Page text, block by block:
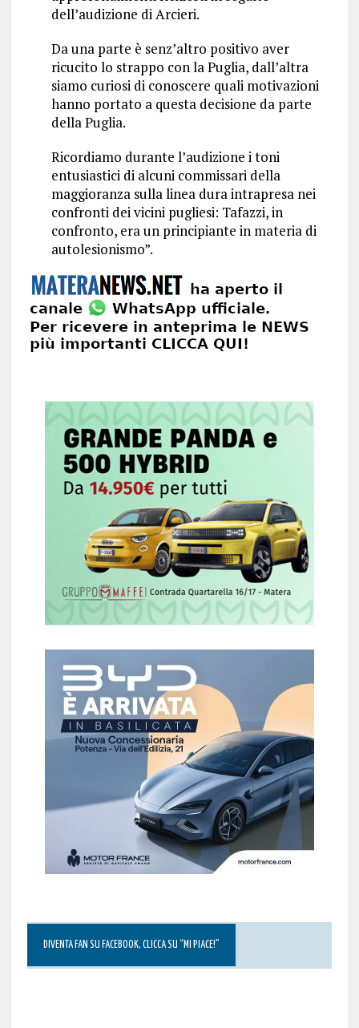
dell’audizione di Arcieri.
Da una parte è senz’altro positivo aver
ricucito lo strappo con la Puglia, dall’altra
siamo curiosi di conoscere quali motivazioni
hanno portato a questa decisione da parte
della Puglia.
Ricordiamo durante l’audizione i toni
entusiastici di alcuni commissari della
maggioranza sulla linea dura intrapresa nei
confronti dei vicini pugliesi: Tafazzi, in
confronto, era un principiante in materia di
autolesionismo”.
DIVENTA FAN SU FACEBOOK, CLICCA SU “MI PIACE!”